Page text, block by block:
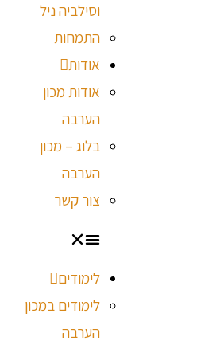
וסילביה ניל
התמחות
אודות
אודות מכון
הערבה
בלוג – מכון
הערבה
צור קשר
לימודים
לימודים במכון
הערבה